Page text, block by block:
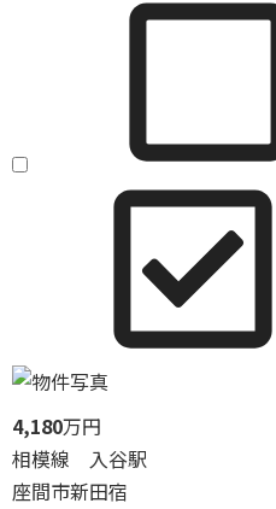
4,180万円
相模線 入谷駅
座間市新田宿